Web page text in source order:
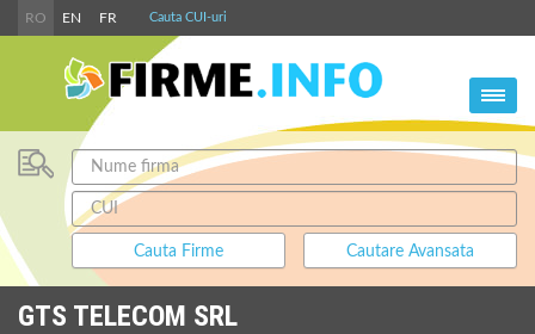
RO EN FR Cauta CUI-uri
GTS TELECOM SRL